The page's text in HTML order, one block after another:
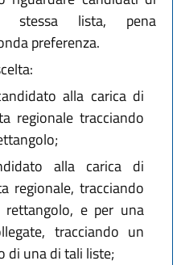
stessa lista, pena
preferenza.
alla carica di
regionale tracciando
alla carica di
regionale, tracciando
e per una
tracciando un
di una di tali liste;